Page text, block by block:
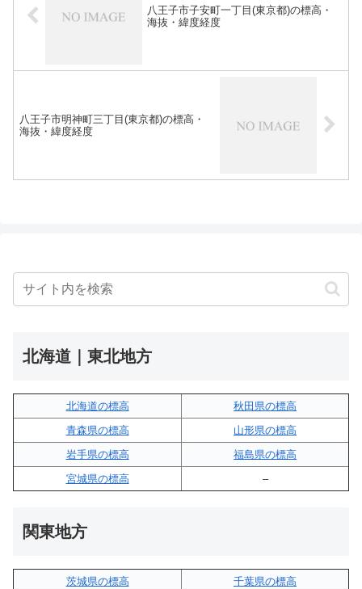
八王子市子安町一丁目(東京都)の標高・
海抜・緯度経度
八王子市明神町三丁目(東京都)の標高・
海抜・緯度経度
北海道｜東北地方
北海道の標高
秋田県の標高
青森県の標高
山形県の標高
岩手県の標高
福島県の標高
宮城県の標高
–
関東地方
茨城県の標高
千葉県の標高